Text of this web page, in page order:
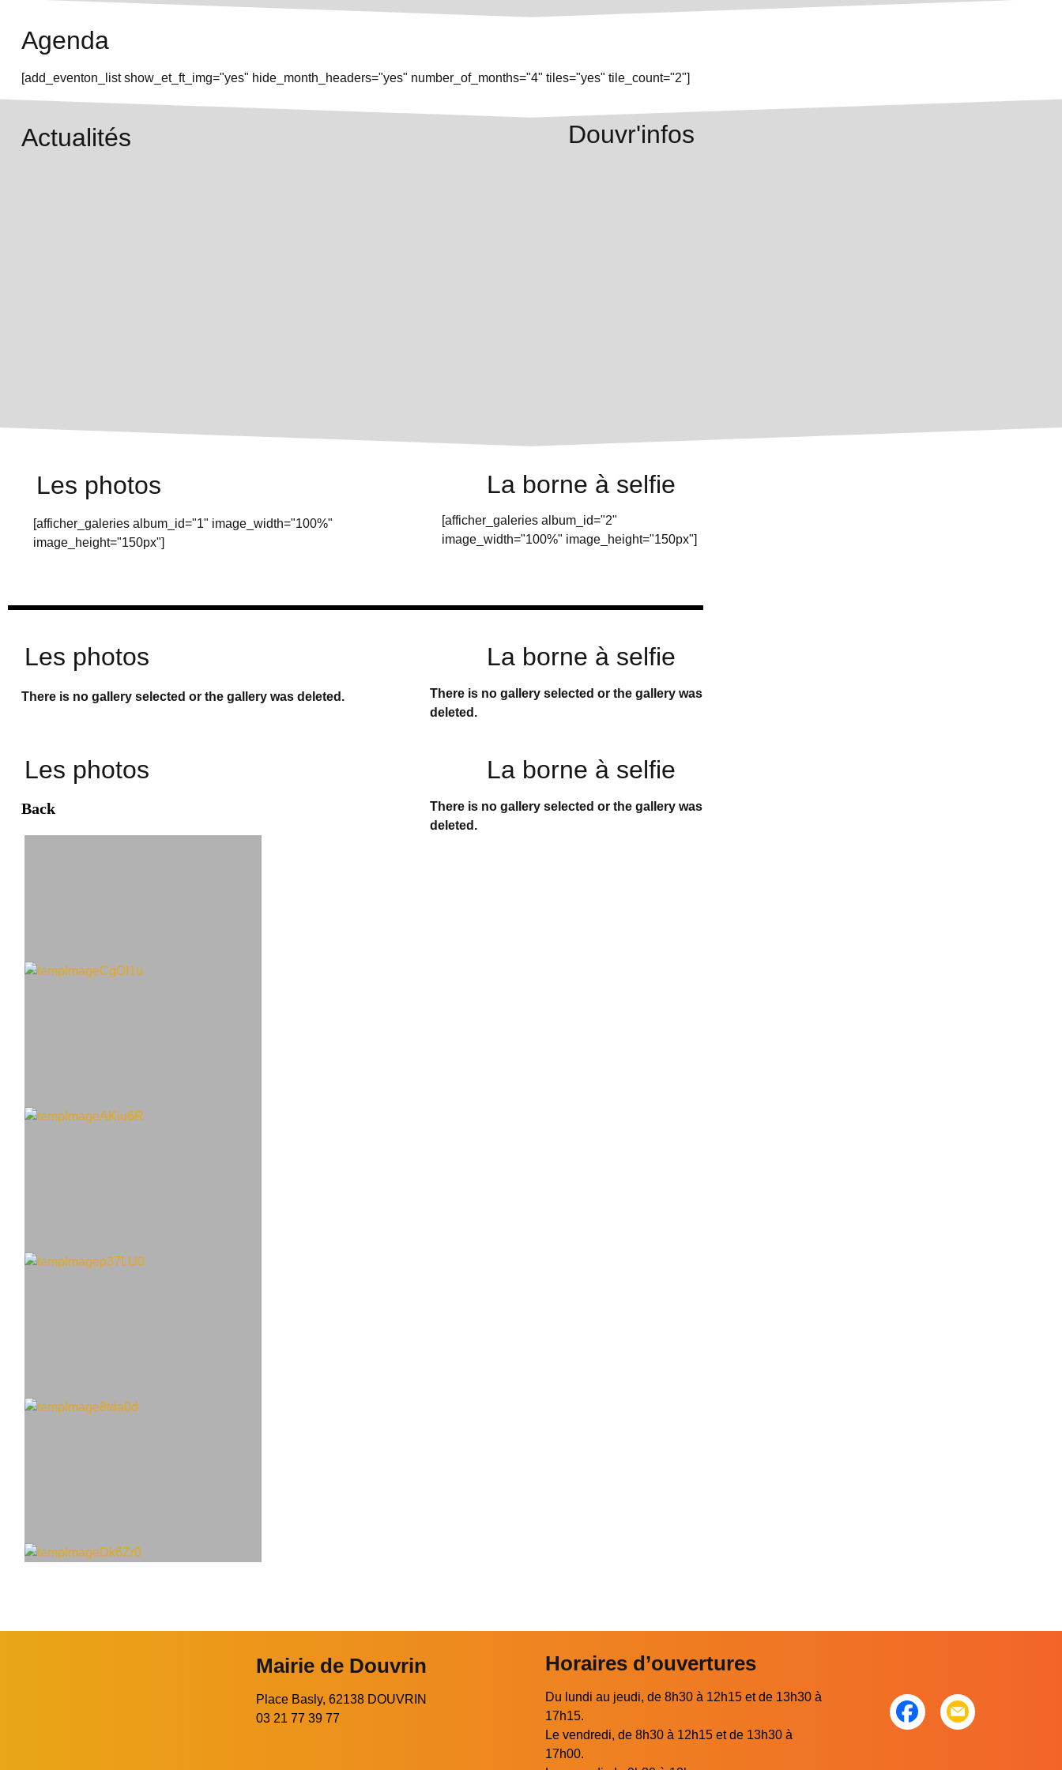
Agenda
[add_eventon_list show_et_ft_img="yes" hide_month_headers="yes" number_of_months="4" tiles="yes" tile_count="2"]
Actualités Douvr'infos
Les photos
[afficher_galeries album_id="1" image_width="100%"
image_height="150px"]
La borne à selfie
[afficher_galeries album_id="2"
image_width="100%" image_height="150px"]
Les photos
There is no gallery selected or the gallery was deleted.
La borne à selfie
There is no gallery selected or the gallery was
deleted.
Les photos
Back
La borne à selfie
There is no gallery selected or the gallery was
deleted.
Mairie de Douvrin
Place Basly, 62138 DOUVRIN
03 21 77 39 77
Horaires d’ouvertures
Du lundi au jeudi, de 8h30 à 12h15 et de 13h30 à
17h15.
Le vendredi, de 8h30 à 12h15 et de 13h30 à
17h00.